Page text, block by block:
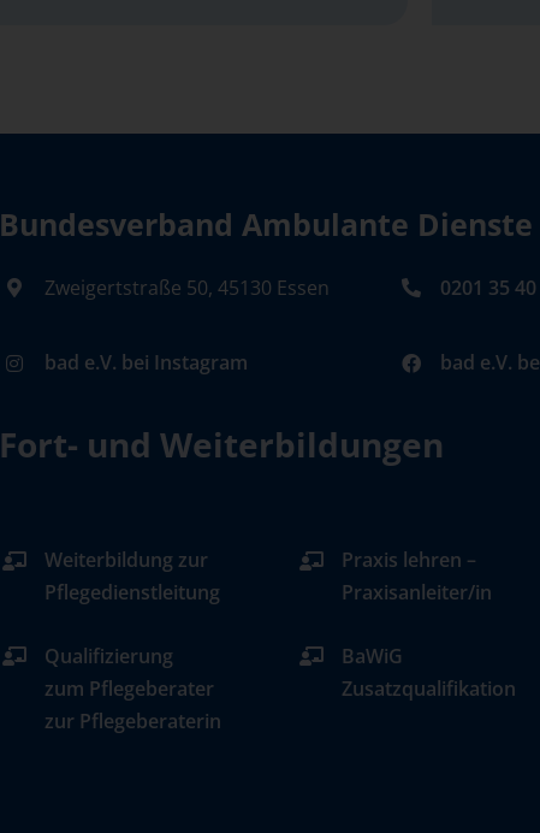
Bundesverband Ambulante
Zweigertstraße 50, 45130 Essen 0201 35 40
bad e.V. bei Instagram bad e.V.
Fort- und Weiterbildungen
Weiterbildung zur
Pflegedienstleitung
Qualifizierung
zum Pflegeberater
zur Pflegeberaterin
Praxis lehren –
Praxisanleiter/in
BaWiG
Zusatzqualifikation